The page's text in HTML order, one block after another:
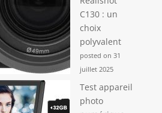
C130 : un
choix
polyvalent
posted on 31
juillet 2025
Test appareil
photo